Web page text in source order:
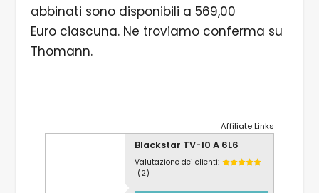
abbinati sono disponibili a 569,00
Euro ciascuna. Ne troviamo conferma su
Thomann.
Affiliate Links
Blackstar TV-10 A 6L6
Valutazione dei clienti:
(2)